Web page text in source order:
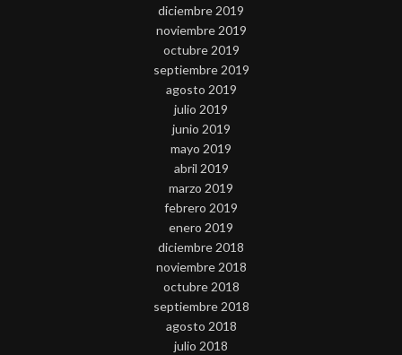
diciembre 2019
noviembre 2019
octubre 2019
septiembre 2019
agosto 2019
julio 2019
junio 2019
mayo 2019
abril 2019
marzo 2019
febrero 2019
enero 2019
diciembre 2018
noviembre 2018
octubre 2018
septiembre 2018
agosto 2018
julio 2018